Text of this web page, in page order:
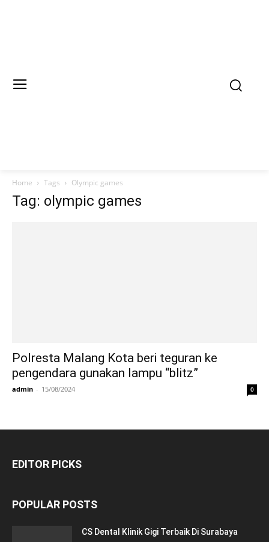
Home Tags Olympic games
Tag: olympic games
Polresta Malang Kota beri teguran ke
pengendara gunakan lampu “blitz”
admin - 15/08/2024 0
EDITOR PICKS
POPULAR POSTS
CS Dental Klinik Gigi Terbaik Di Surabaya